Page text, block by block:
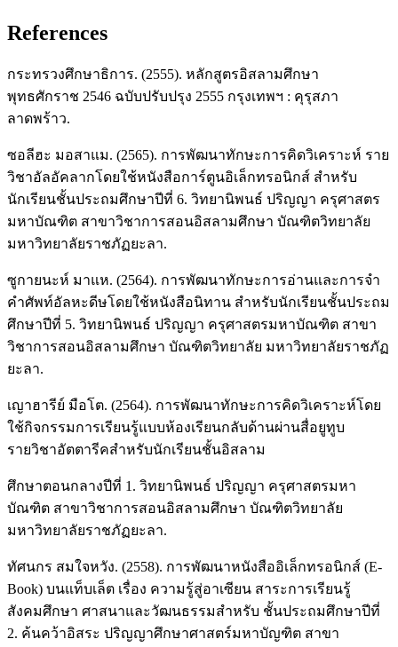
References
กระทรวงศึกษาธิการ. (2555). หลักสูตรอิสลามศึกษา
พุทธศักราช 2546 ฉบับปรับปรุง 2555 กรุงเทพฯ : คุรุสภา
ลาดพร้าว.
ซอลีฮะ มอสาแม. (2565). การพัฒนาทักษะการคิดวิเคราะห์ ราย
วิชาอัลอัคลากโดยใช้หนังสือการ์ตูนอิเล็กทรอนิกส์ สำหรับ
นักเรียนชั้นประถมศึกษาปีที่ 6. วิทยานิพนธ์ ปริญญา ครุศาสตร
มหาบัณฑิต สาขาวิชาการสอนอิสลามศึกษา บัณฑิตวิทยาลัย
มหาวิทยาลัยราชภัฏยะลา.
ซูกายนะห์ มาแห. (2564). การพัฒนาทักษะการอ่านและการจำ
คำศัพท์อัลหะดีษโดยใช้หนังสือนิทาน สำหรับนักเรียนชั้นประถม
ศึกษาปีที่ 5. วิทยานิพนธ์ ปริญญา ครุศาสตรมหาบัณฑิต สาขา
วิชาการสอนอิสลามศึกษา บัณฑิตวิทยาลัย มหาวิทยาลัยราชภัฏ
ยะลา.
เญาฮารีย์ มือโต. (2564). การพัฒนาทักษะการคิดวิเคราะห์โดย
ใช้กิจกรรมการเรียนรู้แบบห้องเรียนกลับด้านผ่านสื่อยูทูบ
รายวิชาอัตตารีคสำหรับนักเรียนชั้นอิสลาม
ศึกษาตอนกลางปีที่ 1. วิทยานิพนธ์ ปริญญา ครุศาสตรมหา
บัณฑิต สาขาวิชาการสอนอิสลามศึกษา บัณฑิตวิทยาลัย
มหาวิทยาลัยราชภัฏยะลา.
ทัศนกร สมใจหวัง. (2558). การพัฒนาหนังสืออิเล็กทรอนิกส์ (E-
Book) บนแท็บเล็ต เรื่อง ความรู้สู่อาเซียน สาระการเรียนรู้
สังคมศึกษา ศาสนาและวัฒนธรรมสำหรับ ชั้นประถมศึกษาปีที่
2. ค้นคว้าอิสระ ปริญญาศึกษาศาสตร์มหาบัญฑิต สาขา